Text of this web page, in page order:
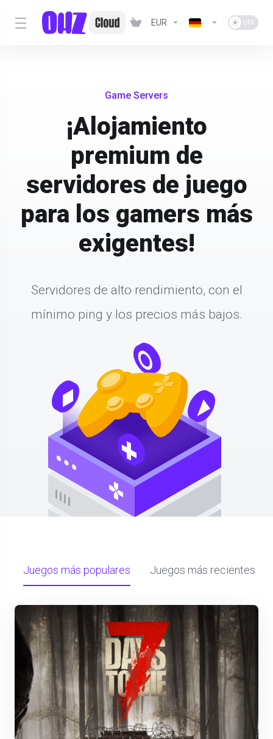
EUR
Game Servers
¡Alojamiento
premium de
servidores de juego
para los gamers más
exigentes!
Servidores de alto rendimiento, con el
mínimo ping y los precios más bajos.
Juegos más populares Juegos más recientes